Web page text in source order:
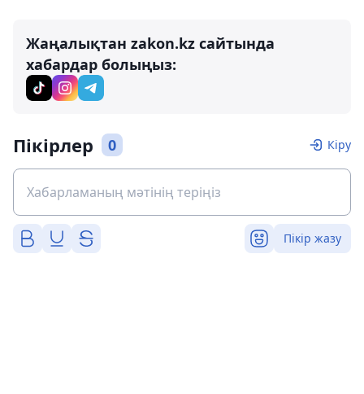
Жаңалықтан zakon.kz сайтында
хабардар болыңыз:
Пікірлер 0 Кіру
Пікір жазу